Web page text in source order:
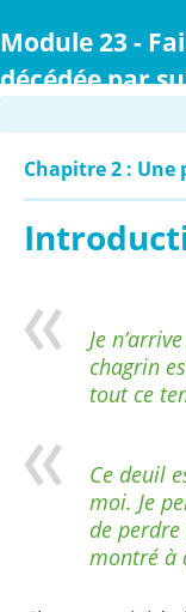
au
principal
Module 23 -
décédée par
Chapitre 2 : Une
Je
chagrin
tout ce
Ce deuil
moi. Je
de
montré à